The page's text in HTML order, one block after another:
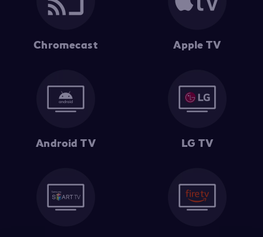
Chromecast Apple TV
Android TV LG TV